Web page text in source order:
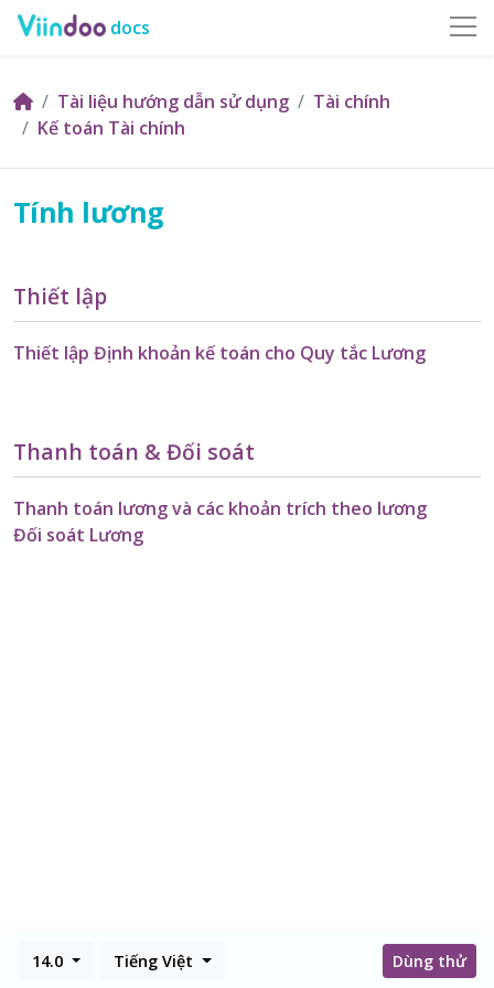
14.0 Tiếng Việt Dùng thử
docs
Tài liệu hướng dẫn sử dụng
Tài chính
Kế toán Tài chính
Tính lương
Thiết lập
Thiết lập Định khoản kế toán cho Quy tắc Lương
Thanh toán & Đối soát
Thanh toán lương và các khoản trích theo lương
Đối soát Lương